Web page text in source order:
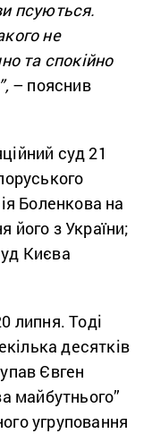
псуються.
не
та спокійно
– пояснив
суд 21
Боленкова на
його з України;
Києва
липня. Тоді
десятків
Євген
майбутнього”
угруповання